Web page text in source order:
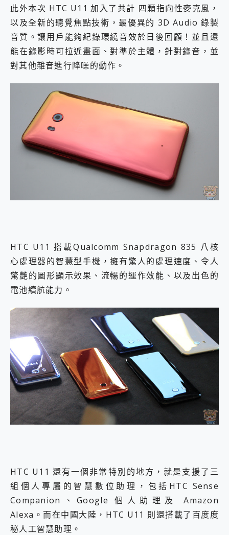
此外本次 HTC U11 加入了共計 四顆指向性麥克風，
以及全新的聽覺焦點技術，最優異的 3D Audio 錄製
音質。讓用戶能夠紀錄環繞音效於日後回顧！並且還
能在錄影時可拉近畫面、對準於主體，針對錄音，並
對其他雜音進行降噪的動作。
HTC U11 搭載Qualcomm Snapdragon 835 八核
心處理器的智慧型手機，擁有驚人的處理速度、令人
驚艷的圖形顯示效果、流暢的運作效能、以及出色的
電池續航能力。
HTC U11 還有一個非常特別的地方，就是支援了三
組個人專屬的智慧數位助理，包括HTC Sense
Companion、Google 個人助理及 Amazon
Alexa。而在中國大陸，HTC U11 則還搭載了百度度
秘人工智慧助理。